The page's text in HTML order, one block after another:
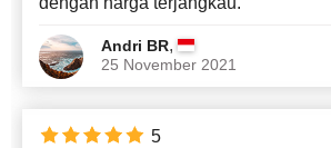
Andri BR,
25 November 2021
5